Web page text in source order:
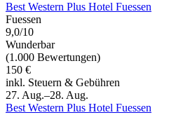
Best Western Plus Hotel Fuessen
Fuessen
9,0/10
Wunderbar
(1.000 Bewertungen)
150 €
inkl. Steuern & Gebühren
27. Aug.–28. Aug.
Best Western Plus Hotel Fuessen